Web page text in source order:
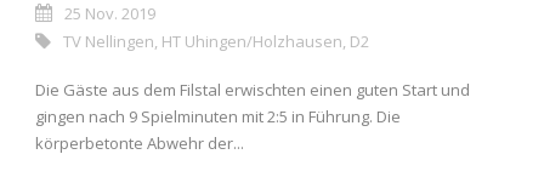
25 Nov. 2019
TV Nellingen HT Uhingen/Holzhausen D2
Die Gäste aus dem Filstal erwischten einen guten Start und
gingen nach 9 Spielminuten mit 2:5 in Führung. Die
körperbetonte Abwehr der...